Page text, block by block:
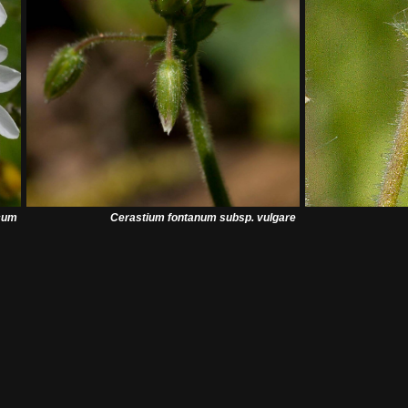
Cerastium fontanum subsp. vulgare